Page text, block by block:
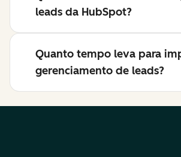
leads da HubSpot?
Quanto tempo leva para
gerenciamento de leads?